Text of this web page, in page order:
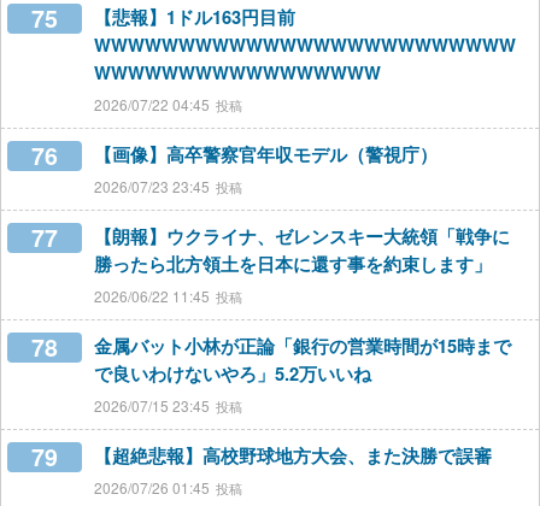
75
【悲報】1ドル163円目前
WWWWWWWWWWWWWWWWWWWWWWWWW
WWWWWWWWWWWWWWWWW
2026/07/22 04:45
76 【画像】高卒警察官年収モデル（警視庁）
2026/07/23 23:45
77
【朗報】ウクライナ、ゼレンスキー大統領「戦争に
勝ったら北方領土を日本に還す事を約束します」
2026/06/22 11:45
78
金属バット小林が正論「銀行の営業時間が15時まで
で良いわけないやろ」5.2万いいね
2026/07/15 23:45
79 【超絶悲報】高校野球地方大会、また決勝で誤審
2026/07/26 01:45